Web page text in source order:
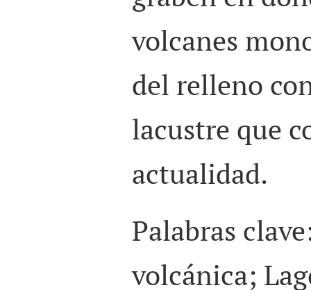
volcanes
del relleno
lacustre que
actualidad.
Palabras
volcánica;